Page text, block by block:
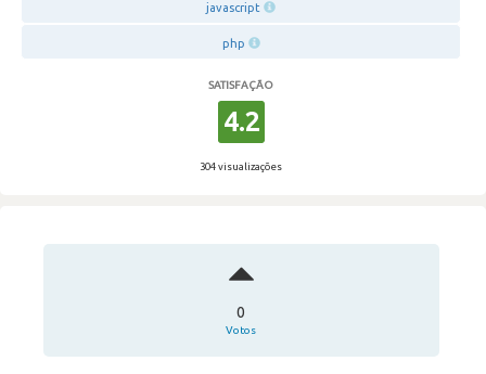
javascript
php
SATISFAÇÃO
4.2
304 visualizações
0
Votos